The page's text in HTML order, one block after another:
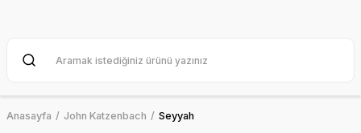
Anasayfa John Katzenbach Seyyah